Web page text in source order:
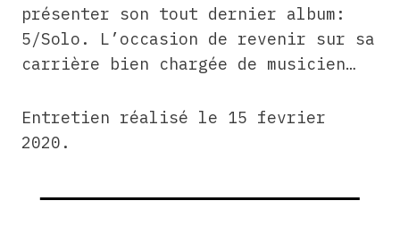
présenter son tout dernier album:
5/Solo. L’occasion de revenir sur sa
carrière bien chargée de musicien…
Entretien réalisé le 15 fevrier
2020.